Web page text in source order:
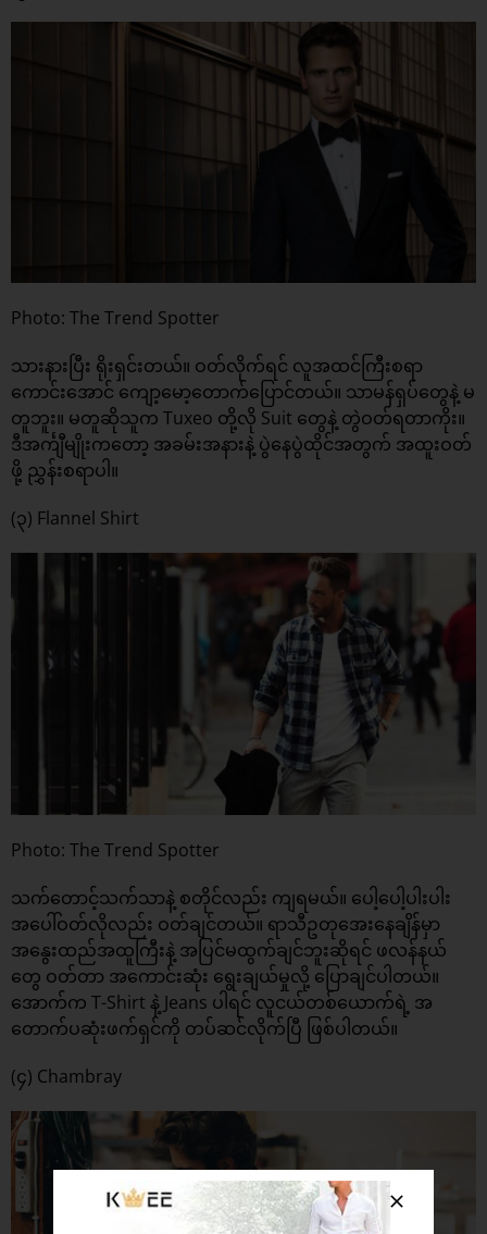
Photo: The Trend Spotter
သားနားပြီး ရိုးရှင်းတယ်။ ဝတ်လိုက်ရင် လူအထင်ကြီးစရာ
ကောင်းအောင် ကျော့မော့တောက်ပြောင်တယ်။ သာမန်ရှပ်တွေနဲ့ မ
တူဘူး။ မတူဆိုသူက Tuxeo တို့လို Suit တွေနဲ့ တွဲဝတ်ရတာကိုး။
ဒီအင်္ကျီမျိုးကတော့ အခမ်းအနားနဲ့ ပွဲနေပွဲထိုင်အတွက် အထူးဝတ်
ဖို့ ညွှန်းစရာပါ။
(၃) Flannel Shirt
Photo: The Trend Spotter
သက်တောင့်သက်သာနဲ့ စတိုင်လည်း ကျရမယ်။ ပေါ့ပေါ့ပါးပါး
အပေါ်ဝတ်လိုလည်း ဝတ်ချင်တယ်။ ရာသီဥတုအေးနေချိန်မှာ
အနွေးထည်အထူကြီးနဲ့ အပြင်မထွက်ချင်ဘူးဆိုရင် ဖလန်နယ်
တွေ ဝတ်တာ အကောင်းဆုံး ရွေးချယ်မှုလို့ ပြောချင်ပါတယ်။
အောက်က T-Shirt နဲ့ Jeans ပါရင် လူငယ်တစ်ယောက်ရဲ့ အ
တောက်ပဆုံးဖက်ရှင်ကို တပ်ဆင်လိုက်ပြီ ဖြစ်ပါတယ်။
(၄) Chambray